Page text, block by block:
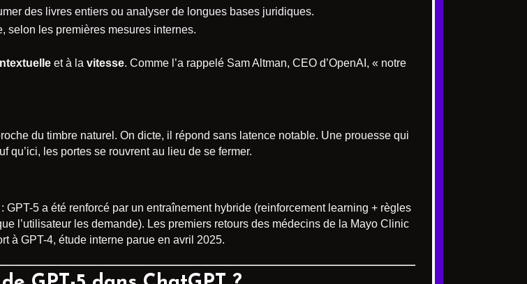
des livres entiers ou analyser de longues bases juridiques.
selon les premières mesures internes.
et à la vitesse. Comme l’a rappelé Sam Altman, CEO d’OpenAI, « notre
du timbre naturel. On dicte, il répond sans latence notable. Une prouesse qui
qu’ici, les portes se rouvrent au lieu de se fermer.
5 a été renforcé par un entraînement hybride (reinforcement learning + règles
l’utilisateur les demande). Les premiers retours des médecins de la Mayo Clinic
à GPT-4, étude interne parue en avril 2025.